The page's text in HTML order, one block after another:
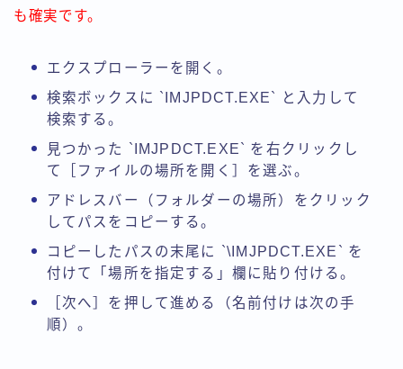
も確実です。
エクスプローラーを開く。
検索ボックスに `IMJPDCT.EXE` と入力して
検索する。
見つかった `IMJPDCT.EXE` を右クリックし
て［ファイルの場所を開く］を選ぶ。
アドレスバー（フォルダーの場所）をクリック
してパスをコピーする。
コピーしたパスの末尾に `\IMJPDCT.EXE` を
付けて「場所を指定する」欄に貼り付ける。
［次へ］を押して進める（名前付けは次の手
順）。